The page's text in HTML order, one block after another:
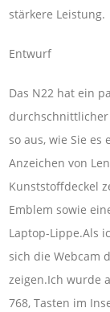
stärkere Leistung.
Entwurf
Das N22 hat ein
durchschnittlicher
so aus, wie Sie
Anzeichen von
Kunststoffdeckel
Emblem sowie
Laptop-Lippe.Als
sich die Webcam
zeigen.Ich wurde
768, Tasten im